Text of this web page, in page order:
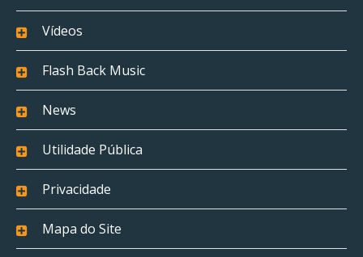
Vídeos
Flash Back Music
News
Utilidade Pública
Privacidade
Mapa do Site